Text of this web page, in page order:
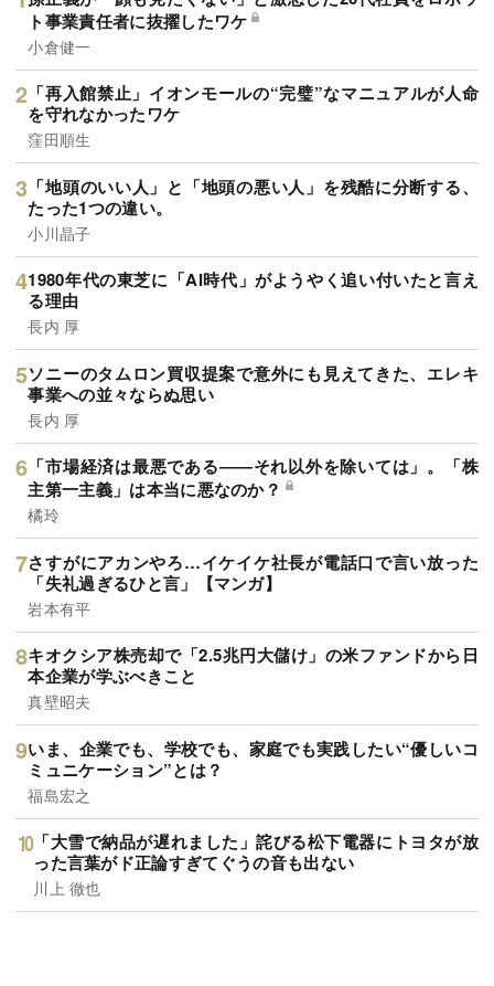
ト事業責任者に抜擢したワケ
小倉健一
「再入館禁止」イオンモールの“完璧”なマニュアルが人命
を守れなかったワケ
窪田順生
「地頭のいい人」と「地頭の悪い人」を残酷に分断する、
たった1つの違い。
小川晶子
1980年代の東芝に「AI時代」がようやく追い付いたと言え
る理由
長内 厚
ソニーのタムロン買収提案で意外にも見えてきた、エレキ
事業への並々ならぬ思い
長内 厚
「市場経済は最悪である――それ以外を除いては」。「株
主第一主義」は本当に悪なのか？
橘玲
さすがにアカンやろ…イケイケ社長が電話口で言い放った
「失礼過ぎるひと言」【マンガ】
岩本有平
キオクシア株売却で「2.5兆円大儲け」の米ファンドから日
本企業が学ぶべきこと
真壁昭夫
いま、企業でも、学校でも、家庭でも実践したい“優しいコ
ミュニケーション”とは？
福島宏之
「大雪で納品が遅れました」詫びる松下電器にトヨタが放
った言葉がド正論すぎてぐうの音も出ない
川上 徹也